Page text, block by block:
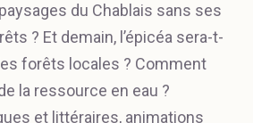
du Chablais sans ses
? Et demain, l’épicéa sera-t-
forêts locales ? Comment
la ressource en eau ?
et littéraires, animations